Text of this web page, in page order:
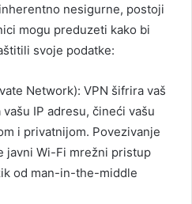
nesigurne, postoji
mogu preduzeti kako bi
svoje podatke:
Network): VPN šifrira vaš
IP adresu, čineći vašu
i privatnijom. Povezivanje
javni Wi-Fi mrežni pristup
od man-in-the-middle